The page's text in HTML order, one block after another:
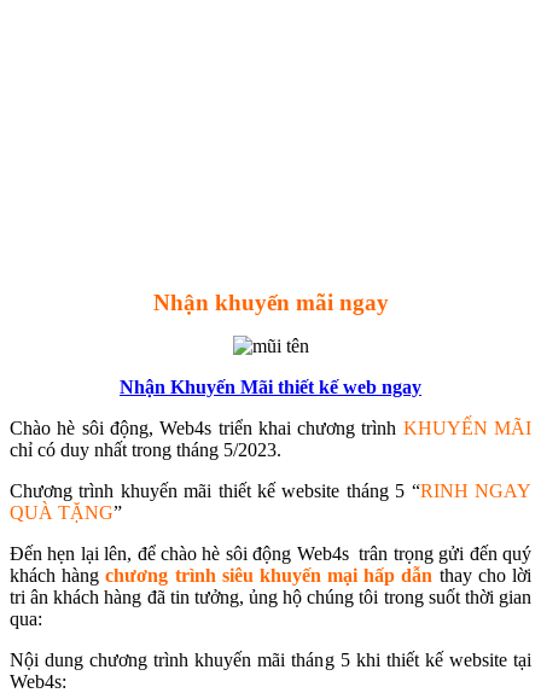
Nhận khuyến mãi ngay
Nhận Khuyến Mãi thiết kế web ngay
Chào hè sôi động, Web4s triển khai chương trình KHUYẾN MÃI
chỉ có duy nhất trong tháng 5/2023.
Chương trình khuyến mãi thiết kế website tháng 5 “RINH NGAY
QUÀ TẶNG”
Đến hẹn lại lên, để chào hè sôi động Web4s trân trọng gửi đến quý
khách hàngchương trình siêu khuyến mại hấp dẫn thay cho lời
tri ân khách hàng đã tin tưởng, ủng hộ chúng tôi trong suốt thời gian
qua:
Nội dung chương trình khuyến mãi tháng 5 khi thiết kế website tại
Web4s: